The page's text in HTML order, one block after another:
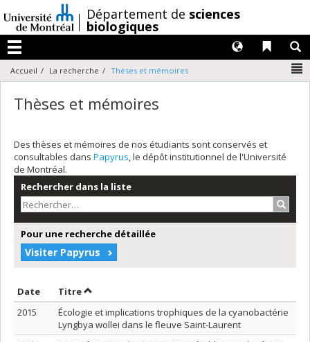
au
contenu
/Département de sciences
biologiques
Menu
Liens
Langues
Accueil La recherche Thèses et mémoires
Thèses et mémoires
Des thèses et mémoires de nos étudiants sont conservés et
consultables dans Papyrus, le dépôt institutionnel de l'Université
de Montréal.
Rechercher dans la liste
Pour une recherche détaillée
Visiter Papyrus
Date Trier par date en ordre croissant
TitreTrier par titre en ordre croissant
2015
Écologie et implications trophiques de la cyanobactérie
Lyngbya wollei dans le fleuve Saint-Laurent